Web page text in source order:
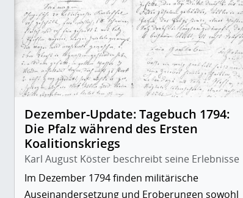
Dezember-Update: Tagebuch 1794:
Die Pfalz während des Ersten
Koalitionskriegs
Karl August Köster beschreibt seine Erlebnisse
Im Dezember 1794 finden militärische
Auseinandersetzung und Eroberungen sowohl